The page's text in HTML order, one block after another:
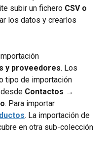
subir un fichero CSV o
los datos y crearlos
y proveedores. Los
tipo de importación
Contactos →
. Para importar
. La importación de
en otra sub-colección